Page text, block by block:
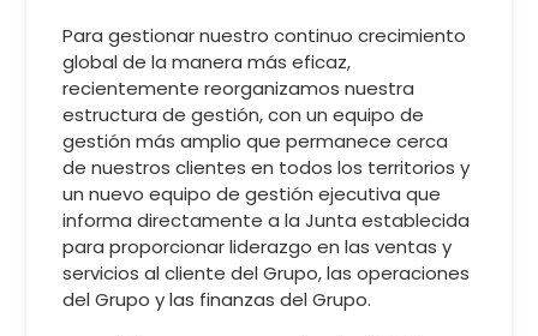
Para gestionar nuestro continuo crecimiento
global de la manera más eficaz,
recientemente reorganizamos nuestra
estructura de gestión, con un equipo de
gestión más amplio que permanece cerca
de nuestros clientes en todos los territorios y
un nuevo equipo de gestión ejecutiva que
informa directamente a la Junta establecida
para proporcionar liderazgo en las ventas y
servicios al cliente del Grupo, las operaciones
del Grupo y las finanzas del Grupo.